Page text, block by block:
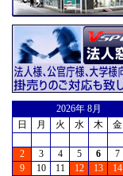
2026年 8月
日
月 火 水 木 金
2
3 4 5 6 7
9
10 11 12 13 14